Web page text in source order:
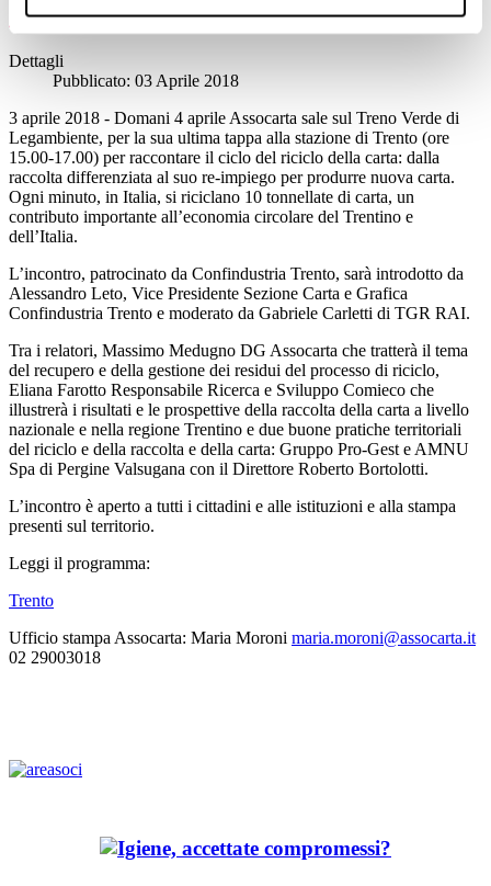
"Non fermiamo il #riciclo della #carta"
Dettagli
Pubblicato: 03 Aprile 2018
3 aprile 2018 - Domani 4 aprile Assocarta sale sul Treno Verde di
Legambiente, per la sua ultima tappa alla stazione di Trento (ore
15.00-17.00) per raccontare il ciclo del riciclo della carta: dalla
raccolta differenziata al suo re-impiego per produrre nuova carta.
Ogni minuto, in Italia, si riciclano 10 tonnellate di carta, un
contributo importante all’economia circolare del Trentino e
dell’Italia.
L’incontro, patrocinato da Confindustria Trento, sarà introdotto da
Alessandro Leto, Vice Presidente Sezione Carta e Grafica
Confindustria Trento e moderato da Gabriele Carletti di TGR RAI.
Tra i relatori, Massimo Medugno DG Assocarta che tratterà il tema
del recupero e della gestione dei residui del processo di riciclo,
Eliana Farotto Responsabile Ricerca e Sviluppo Comieco che
illustrerà i risultati e le prospettive della raccolta della carta a livello
nazionale e nella regione Trentino e due buone pratiche territoriali
del riciclo e della raccolta e della carta: Gruppo Pro-Gest e AMNU
Spa di Pergine Valsugana con il Direttore Roberto Bortolotti.
L’incontro è aperto a tutti i cittadini e alle istituzioni e alla stampa
presenti sul territorio.
Leggi il programma:
Trento
Ufficio stampa Assocarta: Maria Moroni maria.moroni@assocarta.it
02 29003018